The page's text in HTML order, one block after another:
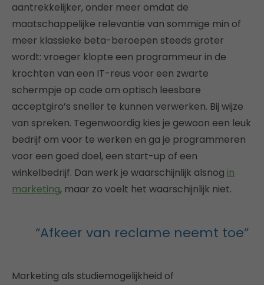
aantrekkelijker, onder meer omdat de
maatschappelijke relevantie van sommige min of
meer klassieke beta-beroepen steeds groter
wordt: vroeger klopte een programmeur in de
krochten van een IT-reus voor een zwarte
schermpje op code om optisch leesbare
acceptgiro’s sneller te kunnen verwerken. Bij wijze
van spreken. Tegenwoordig kies je gewoon een leuk
bedrijf om voor te werken en ga je programmeren
voor een goed doel, een start-up of een
winkelbedrijf. Dan werk je waarschijnlijk alsnog in
marketing, maar zo voelt het waarschijnlijk niet.
“Afkeer van reclame neemt toe”
Marketing als studiemogelijkheid of